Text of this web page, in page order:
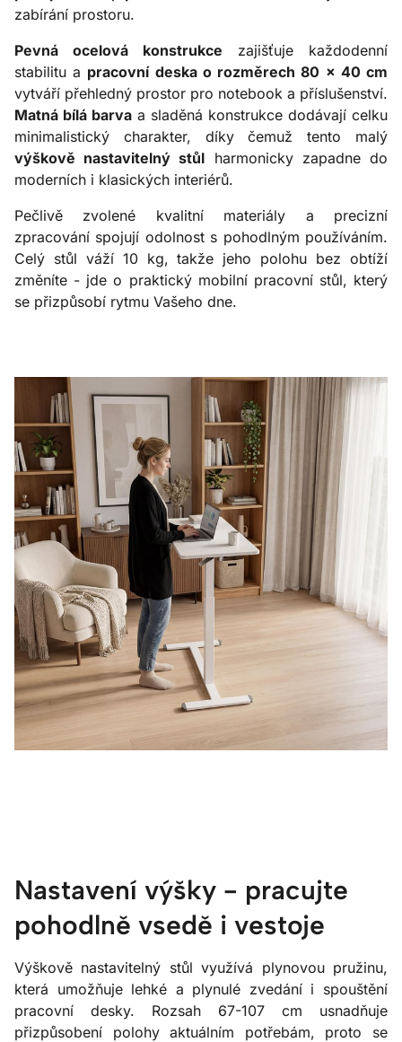
zabírání prostoru.
Pevná ocelová konstrukce zajišťuje každodenní
stabilitu a pracovní deska o rozměrech 80 × 40 cm
vytváří přehledný prostor pro notebook a příslušenství.
Matná bílá barva a sladěná konstrukce dodávají celku
minimalistický charakter, díky čemuž tento malý
výškově nastavitelný stůl harmonicky zapadne do
moderních i klasických interiérů.
Pečlivě zvolené kvalitní materiály a precizní
zpracování spojují odolnost s pohodlným používáním.
Celý stůl váží 10 kg, takže jeho polohu bez obtíží
změníte - jde o praktický mobilní pracovní stůl, který
se přizpůsobí rytmu Vašeho dne.
Nastavení výšky - pracujte
pohodlně vsedě i vestoje
Výškově nastavitelný stůl využívá plynovou pružinu,
která umožňuje lehké a plynulé zvedání i spouštění
pracovní desky. Rozsah 67-107 cm usnadňuje
přizpůsobení polohy aktuálním potřebám, proto se